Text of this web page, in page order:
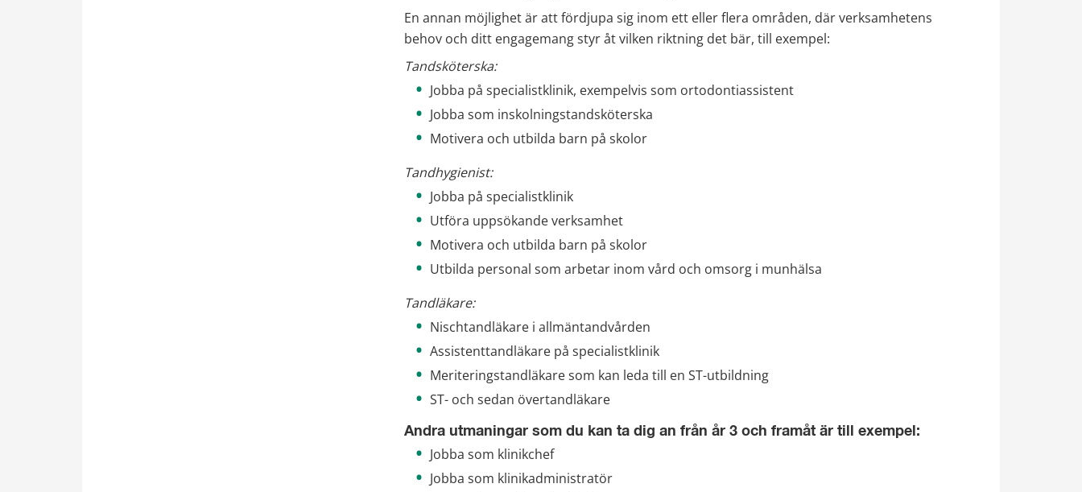
En annan möjlighet är att fördjupa sig inom ett eller flera områden, där verksamhetens
behov och ditt engagemang styr åt vilken riktning det bär, till exempel:
Tandsköterska:
Jobba på specialistklinik, exempelvis som ortodontiassistent
Jobba som inskolningstandsköterska
Motivera och utbilda barn på skolor
Tandhygienist:
Jobba på specialistklinik
Utföra uppsökande verksamhet
Motivera och utbilda barn på skolor
Utbilda personal som arbetar inom vård och omsorg i munhälsa
Tandläkare:
Nischtandläkare i allmäntandvården
Assistenttandläkare på specialistklinik
Meriteringstandläkare som kan leda till en ST-utbildning
ST- och sedan övertandläkare
Andra utmaningar som du kan ta dig an från år 3 och framåt är till exempel:
Jobba som klinikchef
Jobba som klinikadministratör